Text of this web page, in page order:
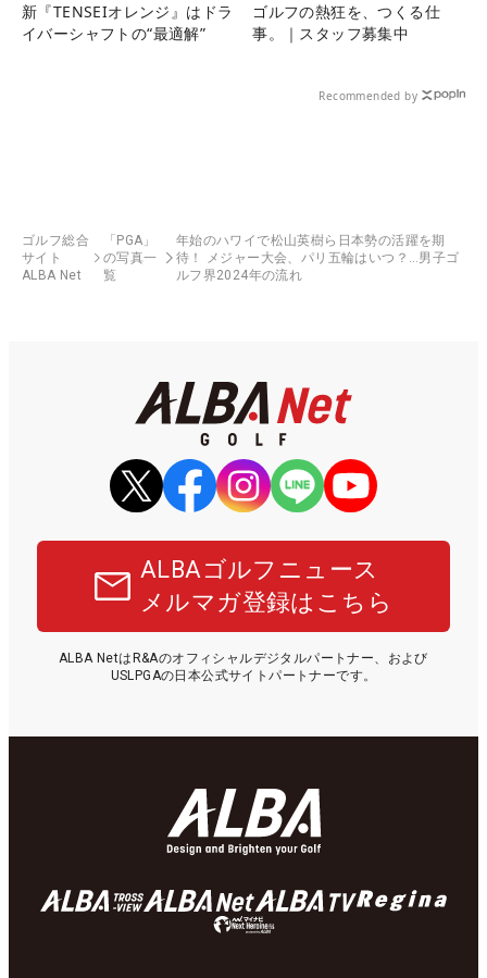
新『TENSEIオレンジ』はドラ
イバーシャフトの“最適解”
ゴルフの熱狂を、つくる仕
事。｜スタッフ募集中
Recommended by
ゴルフ総合
サイト
ALBA Net
「PGA」
の写真一
覧
年始のハワイで松山英樹ら日本勢の活躍を期
待！ メジャー大会、パリ五輪はいつ？…男子ゴ
ルフ界2024年の流れ
ALBAゴルフニュース
メルマガ登録はこちら
ALBA NetはR&Aのオフィシャルデジタルパートナー、および
USLPGAの日本公式サイトパートナーです。